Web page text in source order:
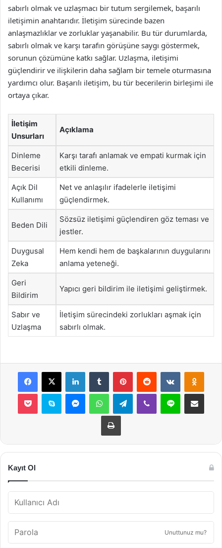
sabırlı olmak ve uzlaşmacı bir tutum sergilemek, başarılı
iletişimin anahtarıdır. İletişim sürecinde bazen
anlaşmazlıklar ve zorluklar yaşanabilir. Bu tür durumlarda,
sabırlı olmak ve karşı tarafın görüşüne saygı göstermek,
sorunun çözümüne katkı sağlar. Uzlaşma, iletişimi
güçlendirir ve ilişkilerin daha sağlam bir temele oturmasına
yardımcı olur. Başarılı iletişim, bu tür becerilerin birleşimi ile
ortaya çıkar.
İletişim
Unsurları
Açıklama
Dinleme
Becerisi
Karşı tarafı anlamak ve empati kurmak için
etkili dinleme.
Açık Dil
Kullanımı
Net ve anlaşılır ifadelerle iletişimi
güçlendirmek.
Beden Dili
Sözsüz iletişimi güçlendiren göz teması ve
jestler.
Duygusal
Zeka
Hem kendi hem de başkalarının duygularını
anlama yeteneği.
Geri
Bildirim
Yapıcı geri bildirim ile iletişimi geliştirmek.
Sabır ve
Uzlaşma
İletişim sürecindeki zorlukları aşmak için
sabırlı olmak.
Facebook
X LinkedInTumblr PinterestReddit VKontakte
Pocket Skype MessengerWhatsAppTelegramViber Line E-Posta ile
Yazdır
Kayıt Ol
Unuttunuz mu?